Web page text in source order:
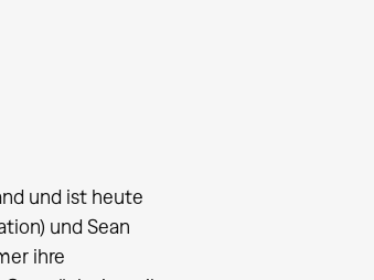
und ist heute
und Sean
ihre